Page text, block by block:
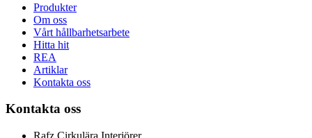
Produkter
Om oss
Vårt hållbarhetsarbete
Hitta hit
REA
Artiklar
Kontakta oss
Kontakta oss